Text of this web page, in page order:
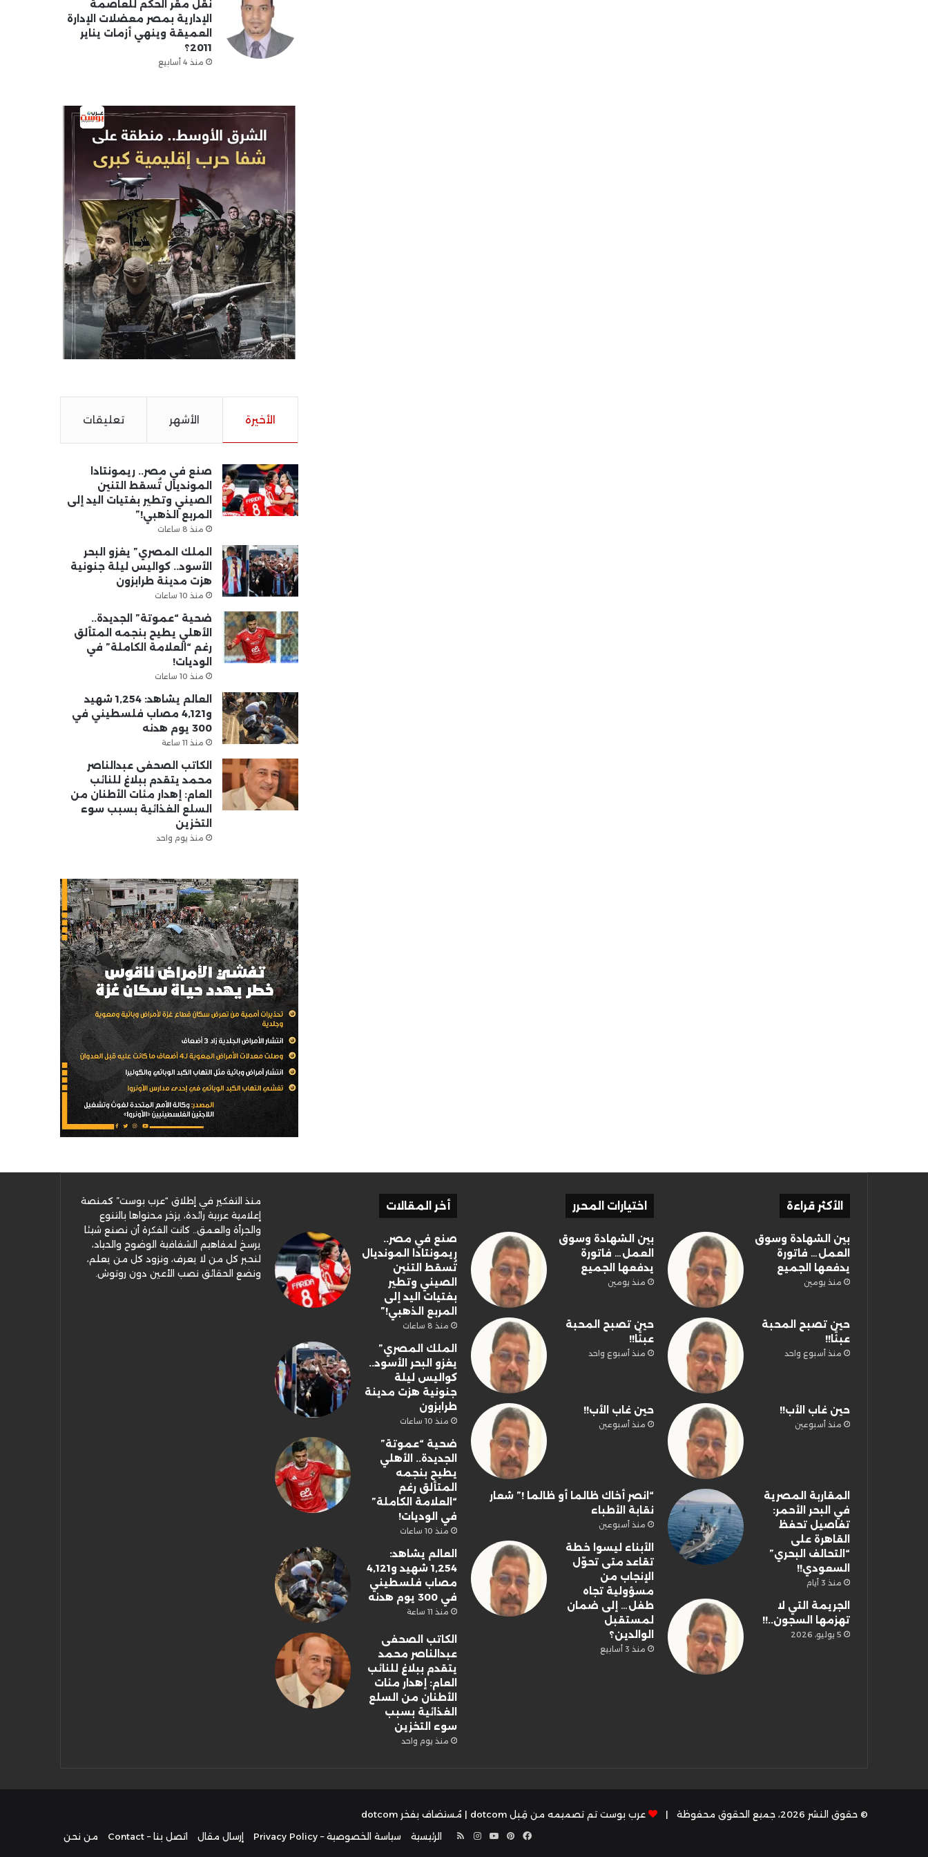
نقل مقر الحكم للعاصمة
الإدارية بمصر معضلات الإدارة
العميقة وينهي أزمات يناير
2011؟
منذ 4 أسابيع
الأخيرة الأشهر تعليقات
صنع في مصر.. ريمونتادا
المونديال تُسقط التنين
الصيني وتطير بفتيات اليد إلى
المربع الذهبي!”
منذ 8 ساعات
الملك المصري” يغزو البحر
الأسود.. كواليس ليلة جنونية
هزت مدينة طرابزون
منذ 10 ساعات
ضحية “عموتة” الجديدة..
الأهلي يطيح بنجمه المتألق
رغم “العلامة الكاملة” في
الوديات!
منذ 10 ساعات
العالم يشاهد: 1,254 شهيد
و4,121 مصاب فلسطيني في
300 يوم هدنه
منذ 11 ساعة
الكاتب الصحفى عبدالناصر
محمد يتقدم ببلاغ للنائب
العام: إهدار مئات الأطنان من
السلع الغذائية بسبب سوء
التخزين
منذ يوم واحد
الأكثر قراءة
بين الشهادة وسوق
العمل… فاتورة
يدفعها الجميع
منذ يومين
حين تصبح المحبة
عبئًا!!
منذ أسبوع واحد
حين غاب الأب!!
منذ أسبوعين
المقاربة المصرية
في البحر الأحمر:
تفاصيل تحفظ
القاهرة على
“التحالف البحري”
السعودي!!
منذ 3 أيام
الجريمة التي لا
تهزمها السجون..!!
5 يوليو، 2026
اختيارات المحرر
بين الشهادة وسوق
العمل… فاتورة
يدفعها الجميع
منذ يومين
حين تصبح المحبة
عبئًا!!
منذ أسبوع واحد
حين غاب الأب!!
منذ أسبوعين
“انصر أخاك ظالما أو ظالما !” شعار
نقابة الأطباء
منذ أسبوعين
الأبناء ليسوا خطة
تقاعد متى تحوّل
الإنجاب من
مسؤولية تجاه
طفل… إلى ضمان
لمستقبل
الوالدين؟
منذ 3 أسابيع
أخر المقالات
صنع في مصر..
ريمونتادا المونديال
تُسقط التنين
الصيني وتطير
بفتيات اليد إلى
المربع الذهبي!”
منذ 8 ساعات
الملك المصري”
يغزو البحر الأسود..
كواليس ليلة
جنونية هزت مدينة
طرابزون
منذ 10 ساعات
ضحية “عموتة”
الجديدة.. الأهلي
يطيح بنجمه
المتألق رغم
“العلامة الكاملة”
في الوديات!
منذ 10 ساعات
العالم يشاهد:
1,254 شهيد و4,121
مصاب فلسطيني
في 300 يوم هدنه
منذ 11 ساعة
الكاتب الصحفى
عبدالناصر محمد
يتقدم ببلاغ للنائب
العام: إهدار مئات
الأطنان من السلع
الغذائية بسبب
سوء التخزين
منذ يوم واحد
منذ التفكير في إطلاق “عرب بوست” كمنصة
إعلامية عربية رائدة، يزخر محتواها بالتنوع
والجرأة والعمق.. كانت الفكرة أن نصنع شيئا
يرسخ لمفاهيم الشفافية الوضوح والحياد،
لنحبر كل من لا يعرف، ونزود كل من يعلم،
ونضع الحقائق نصب الأعين دون روتوش.
© حقوق النشر 2026، جميع الحقوق محفوظة | عرب بوست تم تصميمه من قِبل dotcom | مُستضاف بفخر dotcom
الرئيسية
سياسة الخصوصية – Privacy Policy إرسال مقال اتصل بنا – Contact من نحن فيسبوكبينتيريست
يوتيوبانستقرام
ملخص